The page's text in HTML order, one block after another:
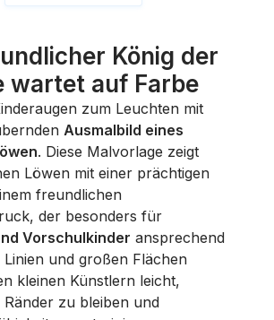
König der
wartet auf Farbe
zum Leuchten mit
Ausmalbild eines
. Diese Malvorlage zeigt
Löwen mit einer prächtigen
freundlichen
der besonders für
Vorschulkinder ansprechend
Linien und großen Flächen
kleinen Künstlern leicht,
zu bleiben und